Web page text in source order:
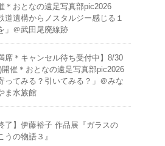
＊おとなの遠足写真部pic2026
道遺構からノスタルジー感じる１
」＠武田尾廃線跡
席＊キャンセル待ち受付中】8/30
開催＊おとなの遠足写真部pic2026
ってみる？引いてみる？」＠みな
ま水族館
了】伊藤裕子 作品展『ガラスの
うの物語３』